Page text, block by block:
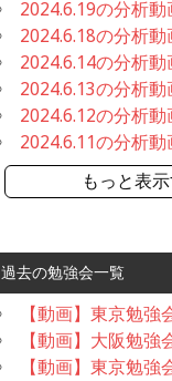
2024.6.19の分析動
2024.6.18の分析動
2024.6.14の分析動
2024.6.13の分析動
2024.6.12の分析動
2024.6.11の分析動
もっと表
過去の勉強会一覧
【動画】東京勉強
【動画】大阪勉強
【動画】東京勉強